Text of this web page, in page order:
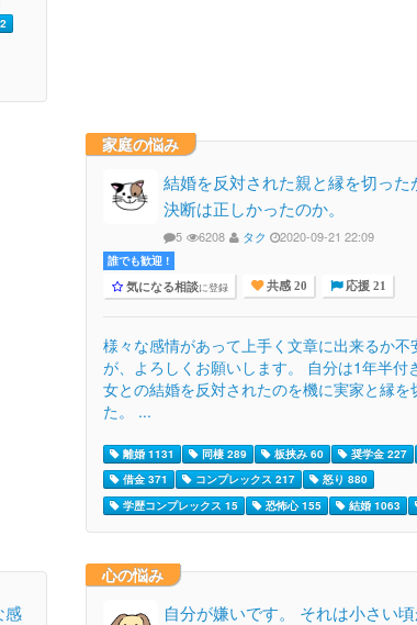
家庭の悩み
結婚を反対された親と縁を切った
決断は正しかったのか。
5 6208 タク 2020-09-21 22:09
誰でも歓迎 !
気になる相談に登録 共感 20 応援 21
様々な感情があって上手く文章に出来るか不
が、よろしくお願いします。 自分は1年半付
女との結婚を反対されたのを機に実家と縁を
た。 ...
離婚 1131 同棲 289 板挟み 60 奨学金 227
借金 371
コンプレックス 217
怒り 880
学歴コンプレックス 15
恐怖心 155 結婚 1063
感
心の悩み
自分が嫌いです。 それは小さい